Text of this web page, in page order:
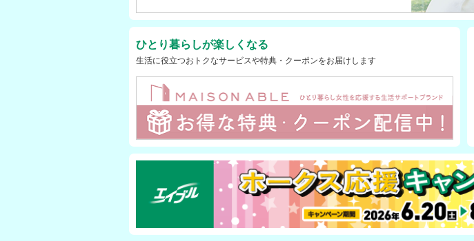
ひとり暮らしが楽しくなる
生活に役立つおトクなサービスや特典・クーポンをお届けします